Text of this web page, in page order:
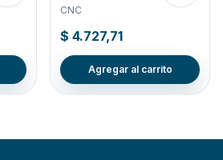
CNC
$ 4.727,71
Agregar al carrito